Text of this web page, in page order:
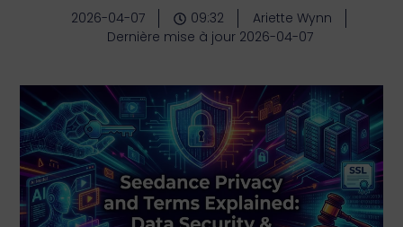
2026-04-07 09:32
Ariette Wynn
Dernière mise à jour 2026-04-07